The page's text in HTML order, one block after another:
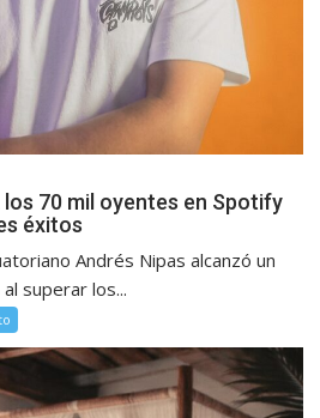
70 mil oyentes en Spotify
éxitos
Andrés Nipas alcanzó un
superar los...